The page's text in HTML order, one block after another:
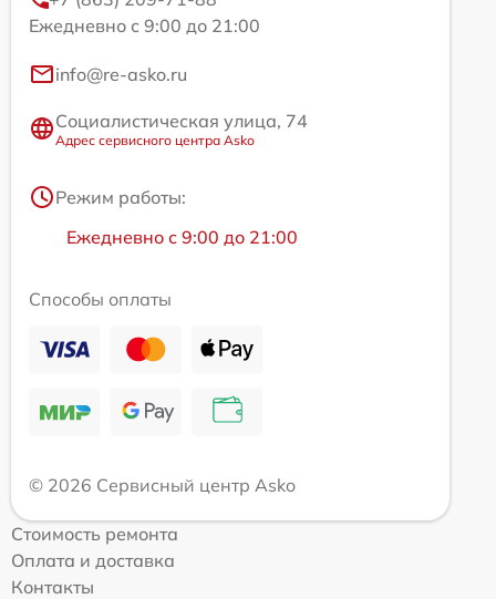
Ежедневно с 9:00 до 21:00
info@re-asko.ru
Социалистическая улица, 74
Адрес сервисного центра Asko
Режим работы:
Ежедневно с 9:00 до 21:00
Способы оплаты
© 2026 Сервисный центр Asko
Стоимость ремонта
Оплата и доставка
Контакты